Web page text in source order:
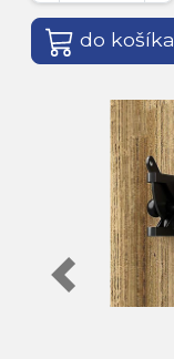
do košíka